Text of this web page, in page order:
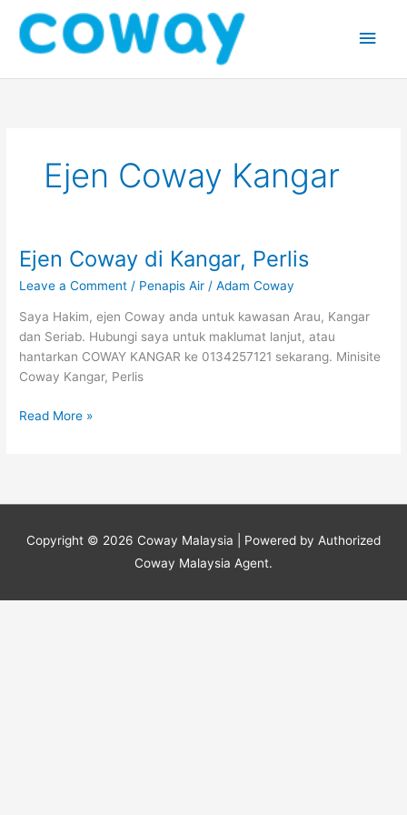
content
Ejen Coway Kangar
Ejen Coway di Kangar, Perlis
Leave a Comment / Penapis Air /Adam Coway
Saya Hakim, ejen Coway anda untuk kawasan Arau, Kangar
dan Seriab. Hubungi saya untuk maklumat lanjut, atau
hantarkan COWAY KANGAR ke 0134257121 sekarang. Minisite
Coway Kangar, Perlis
Ejen
Coway
di
Kangar,
Perlis
Read More »
Copyright © 2026 Coway Malaysia | Powered by Authorized
Coway Malaysia Agent.